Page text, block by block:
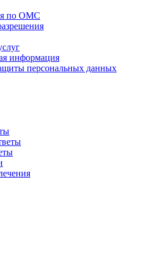
по ОМС
информация
персональных данных